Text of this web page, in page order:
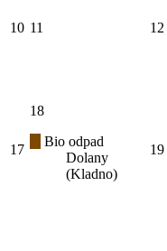
10 11 12
17
18
Bio odpad
Dolany
(Kladno)
19